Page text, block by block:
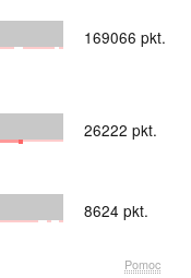
169066 pkt.
26222 pkt.
8624 pkt.
Pomoc